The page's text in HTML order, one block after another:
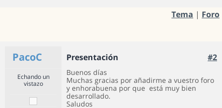
Tema | Foro
PacoC Presentación #2
Echando un
vistazo
Buenos días
Muchas gracias por añadirme a vuestro foro
y enhorabuena por que está muy bien
desarrollado.
Saludos